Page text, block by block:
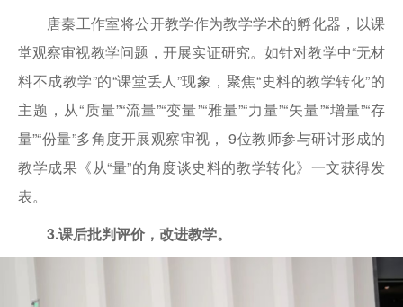
唐秦工作室将公开教学作为教学学术的孵化器，以课
堂观察审视教学问题，开展实证研究。如针对教学中“无材
料不成教学”的“课堂丢人”现象，聚焦“史料的教学转化”的
主题，从“质量”“流量”“变量”“雅量”“力量”“矢量”“增量”“存
量”“份量”多角度开展观察审视， 9位教师参与研讨形成的
教学成果《从“量”的角度谈史料的教学转化》一文获得发
表。
3.课后批判评价，改进教学。